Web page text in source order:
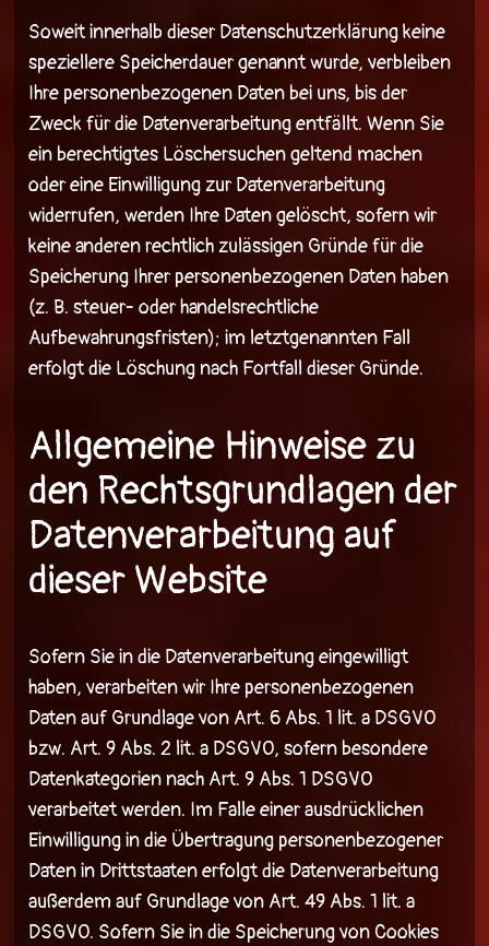
Soweit innerhalb dieser Datenschutzerklärung keine
speziellere Speicherdauer genannt wurde, verbleiben
Ihre personenbezogenen Daten bei uns, bis der
Zweck für die Datenverarbeitung entfällt. Wenn Sie
ein berechtigtes Löschersuchen geltend machen
oder eine Einwilligung zur Datenverarbeitung
widerrufen, werden Ihre Daten gelöscht, sofern wir
keine anderen rechtlich zulässigen Gründe für die
Speicherung Ihrer personenbezogenen Daten haben
(z. B. steuer- oder handelsrechtliche
Aufbewahrungsfristen); im letztgenannten Fall
erfolgt die Löschung nach Fortfall dieser Gründe.
Allgemeine Hinweise zu
den Rechtsgrundlagen der
Datenverarbeitung auf
dieser Website
Sofern Sie in die Datenverarbeitung eingewilligt
haben, verarbeiten wir Ihre personenbezogenen
Daten auf Grundlage von Art. 6 Abs. 1 lit. a DSGVO
bzw. Art. 9 Abs. 2 lit. a DSGVO, sofern besondere
Datenkategorien nach Art. 9 Abs. 1 DSGVO
verarbeitet werden. Im Falle einer ausdrücklichen
Einwilligung in die Übertragung personenbezogener
Daten in Drittstaaten erfolgt die Datenverarbeitung
außerdem auf Grundlage von Art. 49 Abs. 1 lit. a
DSGVO. Sofern Sie in die Speicherung von Cookies